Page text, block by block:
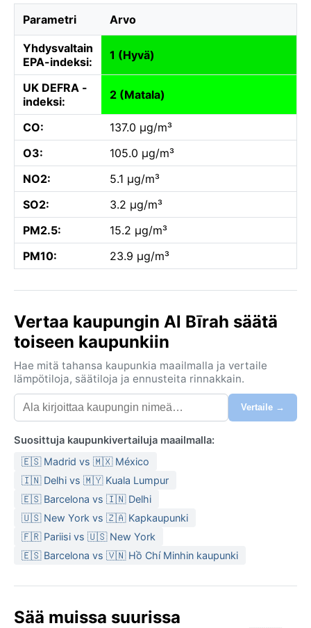
Parametri Arvo
Yhdysvaltain
EPA-indeksi:
1 (Hyvä)
UK DEFRA -
indeksi:
2 (Matala)
CO:
137.0 µg/m³
O3:
105.0 µg/m³
NO2:
5.1 µg/m³
SO2:
3.2 µg/m³
PM2.5:
15.2 µg/m³
PM10:
23.9 µg/m³
Vertaa kaupungin Al Bīrah säätä
toiseen kaupunkiin
Hae mitä tahansa kaupunkia maailmalla ja vertaile
lämpötiloja, säätiloja ja ennusteita rinnakkain.
Vertaile →
Suosittuja kaupunkivertailuja maailmalla:
🇪🇸 Madrid vs 🇲🇽 México
🇮🇳 Delhi vs 🇲🇾 Kuala Lumpur
🇪🇸 Barcelona vs 🇮🇳 Delhi
🇺🇸 New York vs 🇿🇦 Kapkaupunki
🇫🇷 Pariisi vs 🇺🇸 New York
🇪🇸 Barcelona vs 🇻🇳 Hồ Chí Minhin kaupunki
Sää muissa suurissa